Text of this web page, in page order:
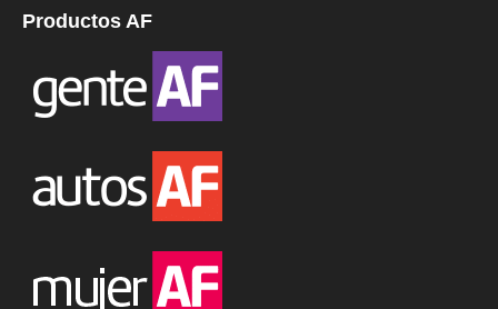
Productos AF